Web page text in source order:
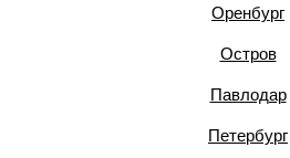
Оренбург
Остров
Павлодар
Петербург